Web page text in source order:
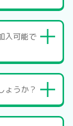
入可能で
ょうか？